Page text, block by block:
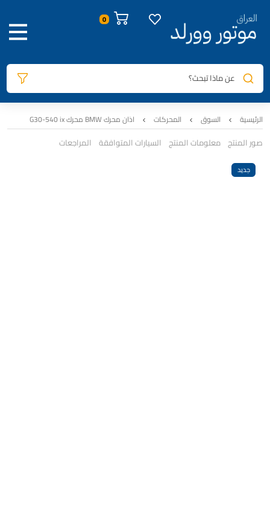
عن ماذا تبحث؟
الرئيسية السوق المحركات اذان محرك BMW محرك G30-540 ix
صور المنتج معلومات المنتج السيارات المتوافقة المراجعات
جديد